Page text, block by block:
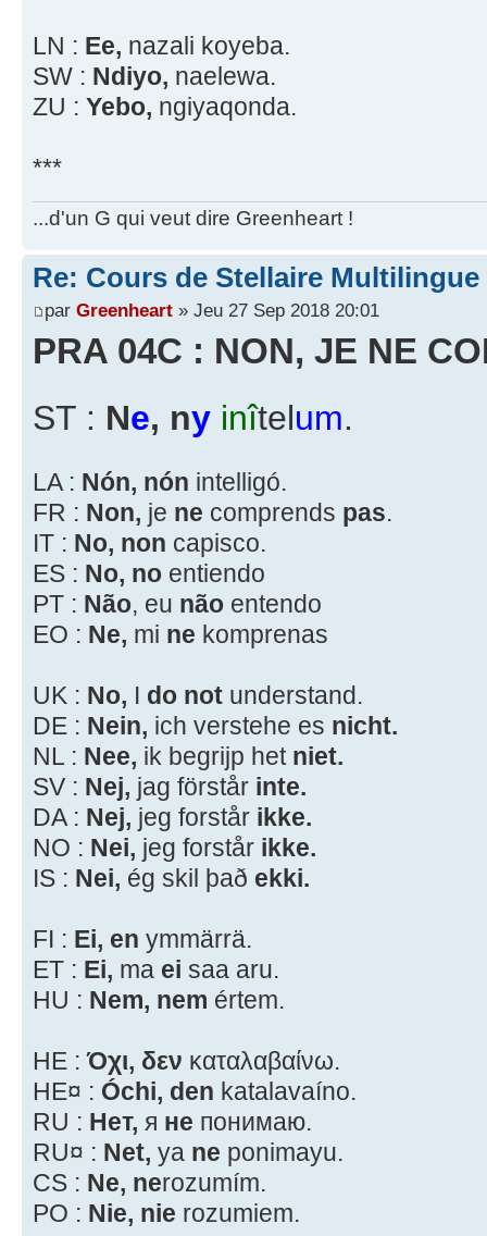
LN : Ee, nazali koyeba.
SW : Ndiyo, naelewa.
ZU : Yebo, ngiyaqonda.
***
...d'un G qui veut dire Greenheart !
Re: Cours de Stellaire
par Greenheart » Jeu 27 Sep 2018 20:01
PRA 04C : NON, JE NE
ST : Ne, ny inîtelum.
LA : Nón, nón intelligó.
FR : Non, je ne comprends pas.
IT : No, non capisco.
ES : No, no entiendo
PT : Não, eu não entendo
EO : Ne, mi ne komprenas
UK : No, I do not understand.
DE : Nein, ich verstehe es nicht.
NL : Nee, ik begrijp het niet.
SV : Nej, jag förstår inte.
DA : Nej, jeg forstår ikke.
NO : Nei, jeg forstår ikke.
IS : Nei, ég skil það ekki.
FI : Ei, en ymmärrä.
ET : Ei, ma ei saa aru.
HU : Nem, nem értem.
HE :Όχι, δεν καταλαβαίνω.
HE¤ : Óchi, den katalavaíno.
RU : Нет, я не понимаю.
RU¤ : Net, ya ne ponimayu.
CS : Ne, nerozumím.
PO : Nie, nie rozumiem.